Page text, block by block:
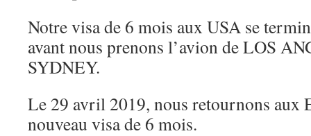
Notre visa de 6 mois aux USA se
avant nous prenons l’avion de LOS
SYDNEY.
Le 29 avril 2019, nous retournons aux
nouveau visa de 6 mois.